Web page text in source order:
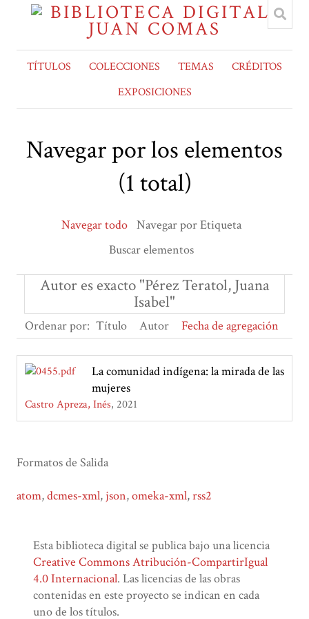
TÍTULOS COLECCIONES TEMAS
CRÉDITOS
EXPOSICIONES
Navegar por los elementos
(1 total)
Navegar todo Navegar por Etiqueta
Buscar elementos
Autor es exacto "Pérez Teratol, Juana
Isabel"
Ordenar por: Título Autor Fecha de agregación
La comunidad indígena: la mirada de las
mujeres
Castro Apreza, Inés 2021
Formatos de Salida
atom,dcmes-xml, json,omeka-xml,rss2
Esta biblioteca digital se publica bajo una licencia
Creative Commons Atribución-CompartirIgual
4.0 Internacional. Las licencias de las obras
contenidas en este proyecto se indican en cada
uno de los títulos.